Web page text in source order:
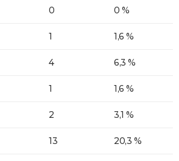
0 0 %
1 1,6 %
4 6,3 %
1 1,6 %
2 3,1 %
13 20,3 %